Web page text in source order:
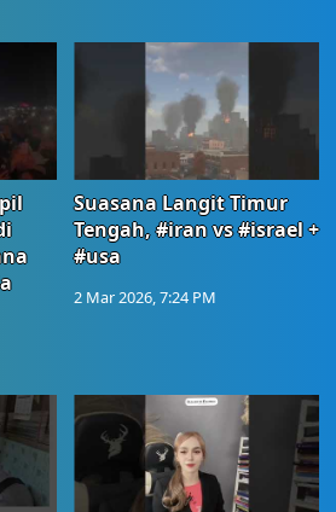
Suasana Langit Timur
Tengah, #iran vs #israel +
#usa
2 Mar 2026, 7:24 PM